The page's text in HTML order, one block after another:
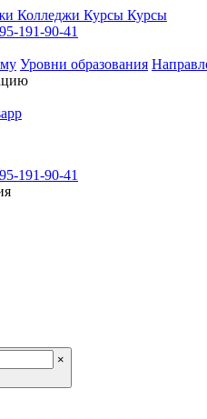
Колледжи Курсы Курсы
191-90-41
Уровни образования
191-90-41
×